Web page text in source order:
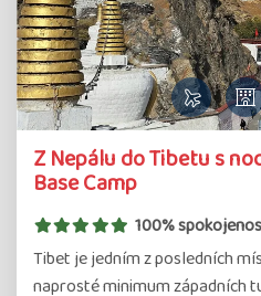
Z Nepálu do Tibetu s
Base Camp
100%
Tibet je jedním z posledních
naprosté minimum západních